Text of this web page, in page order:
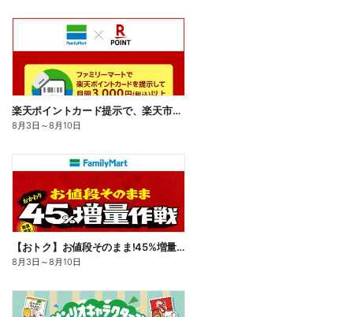
楽天ポイントカード提示で、楽天市場でのお買い物がおトクに!
8月3日 ～8月10日
【おトク】お値段そのまま!45%増量作戦!
8月3日 ～8月10日